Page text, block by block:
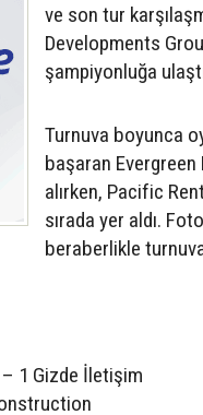
ve son tur
Developments
şampiyonluğa
Turnuva boyunca
başaran
alırken, Pacific
sırada yer aldı.
beraberlikle
1 Gizde İletişim